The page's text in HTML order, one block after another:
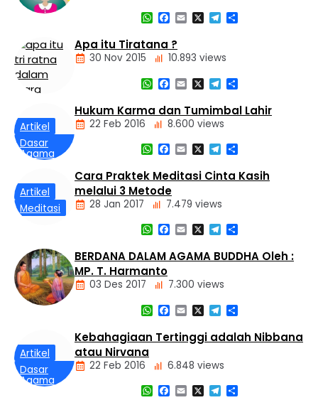
Buddhis
Berita
Daerah
Nasional
Asuhan
WhatsApp
Facebook
Email
X Telegram
Share
Dasar
Agama
Buddha
Tiga
Apa itu Tiratana ?
30 Nov 2015 10.893 views
WhatsApp
Facebook
Email
X Telegram
Share
Artikel
Dasar
Agama
Buddha
Hukum
Kamma
dan
Tumimbal-
Hukum Karma dan Tumimbal Lahir
22 Feb 2016 8.600 views
WhatsApp
Facebook
Email
X Telegram
Share
Artikel
Meditasi
Cara Praktek Meditasi Cinta Kasih
melalui 3 Metode
28 Jan 2017 7.479 views
WhatsApp
Facebook
Email
X Telegram
Share
BERDANA DALAM AGAMA BUDDHA Oleh :
MP. T. Harmanto
03 Des 2017 7.300 views
WhatsApp
Facebook
Email
X Telegram
Share
Artikel
Dasar
Agama
Buddha
Kebahagiaan Tertinggi adalah Nibbana
atau Nirvana
22 Feb 2016 6.848 views
WhatsApp
Facebook
Email
X Telegram
Share